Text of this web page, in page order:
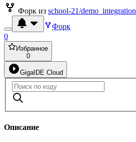
Форк из school-21/demo_integration
Форк
0
Избранное
0
GigaIDE Cloud
Описание